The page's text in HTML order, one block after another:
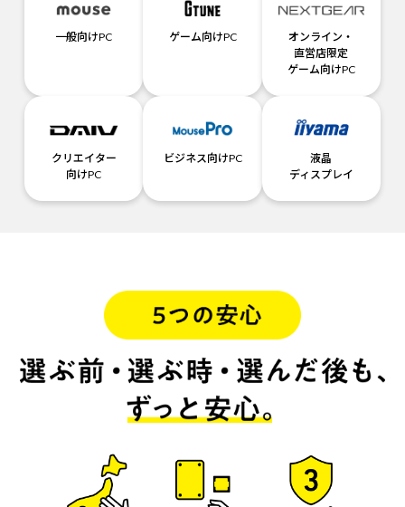
一般向けPC ゲーム向けPC
オンライン・
直営店限定
ゲーム向けPC
クリエイター
向けPC
ビジネス向けPC
液晶
ディスプレイ